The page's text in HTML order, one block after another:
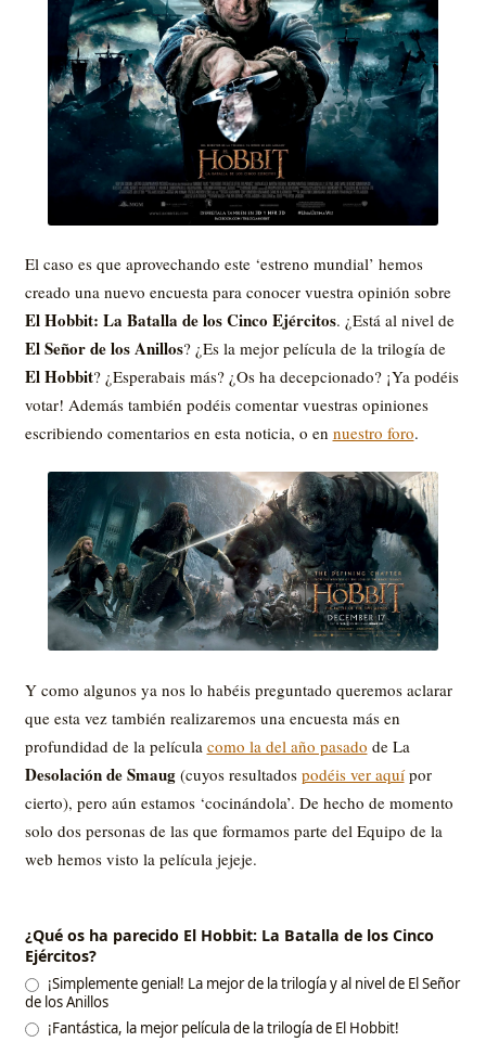
El caso es que aprovechando este ‘estreno mundial’ hemos
creado una nuevo encuesta para conocer vuestra opinión sobre
El Hobbit: La Batalla de los Cinco Ejércitos. ¿Está al nivel de
El Señor de los Anillos? ¿Es la mejor película de la trilogía de
El Hobbit? ¿Esperabais más? ¿Os ha decepcionado? ¡Ya podéis
votar! Además también podéis comentar vuestras opiniones
escribiendo comentarios en esta noticia, o en nuestro foro.
Y como algunos ya nos lo habéis preguntado queremos aclarar
que esta vez también realizaremos una encuesta más en
profundidad de la película como la del año pasado de La
Desolación de Smaug(cuyos resultados podéis ver aquípor
cierto), pero aún estamos ‘cocinándola’. De hecho de momento
solo dos personas de las que formamos parte del Equipo de la
web hemos visto la película jejeje.
¿Qué os ha parecido El Hobbit: La Batalla de los Cinco
Ejércitos?
¡Simplemente genial! La mejor de la trilogía y al nivel de El Señor
de los Anillos
¡Fantástica, la mejor película de la trilogía de El Hobbit!